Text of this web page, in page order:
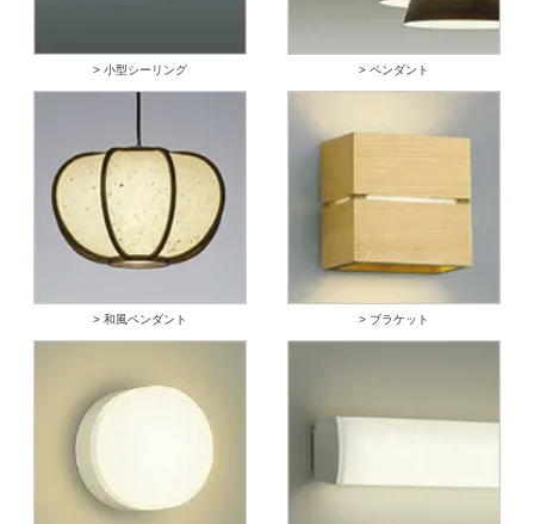
> 小型シーリング > ペンダント
> 和風ペンダント > ブラケット